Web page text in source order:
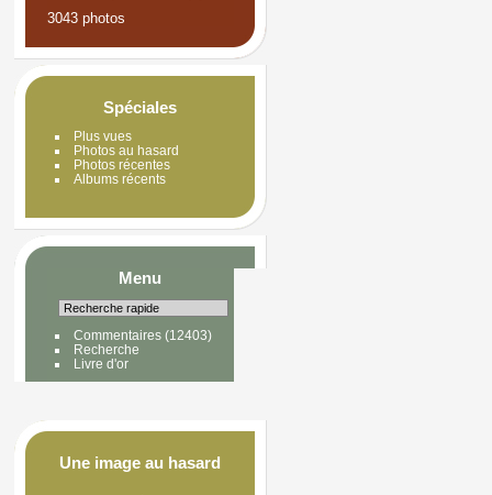
3043 photos
Spéciales
Plus vues
Photos au hasard
Photos récentes
Albums récents
Menu
Commentaires(12403)
Recherche
Livre d'or
Une image au hasard